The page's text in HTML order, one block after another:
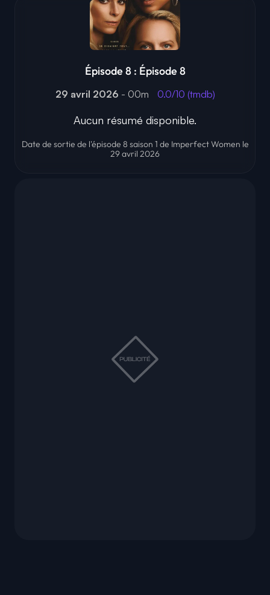
Épisode 8 : Épisode 8
29 avril 2026 - 00m 0.0/10 (tmdb)
Aucun résumé disponible.
Date de sortie de l'épisode 8 saison 1 de Imperfect Women le
29 avril 2026